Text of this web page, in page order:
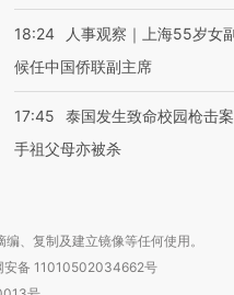
18:24
人事观察｜上海55岁女
候任中国侨联副主席
17:45
泰国发生致命校园枪击
手祖父母亦被杀
、复制及建立镜像等任何使用。
安备 11010502034662号